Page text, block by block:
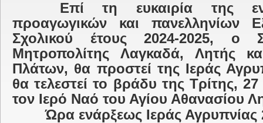
Επί τη ευκαιρία της
προαγωγικών και πανελληνίων
Σχολικού έτους 2024-2025, ο
Μητροπολίτης Λαγκαδά, Λητής
Πλάτων, θα προστεί της Ιεράς
θα τελεστεί το βράδυ της Τρίτης,
τον Ιερό Ναό του Αγίου Αθανασίου
Ώρα ενάρξεως Ιεράς Αγρυπνίας